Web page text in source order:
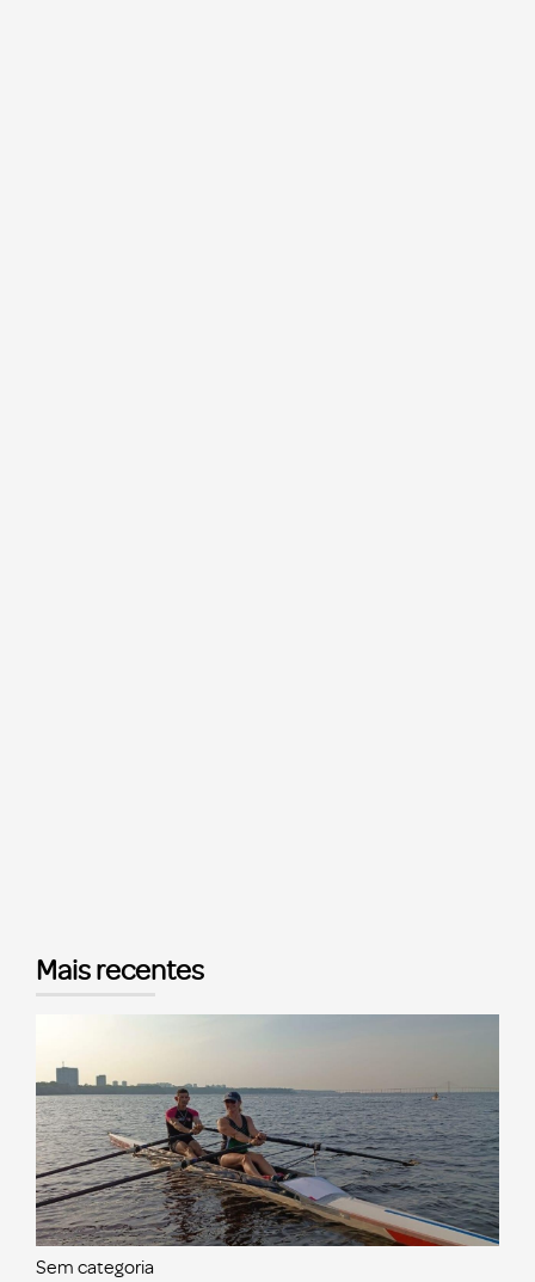
Mais recentes
Sem categoria